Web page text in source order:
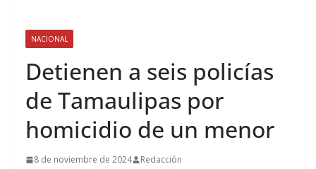
NACIONAL
Detienen a seis policías
de Tamaulipas por
homicidio de un menor
8 de noviembre de 2024 Redacción